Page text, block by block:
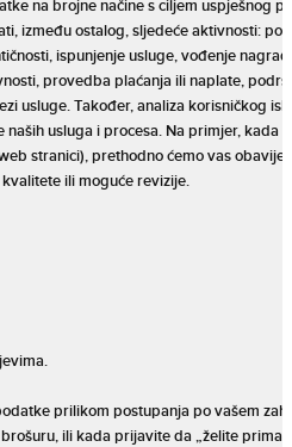
na brojne načine s ciljem uspješnog
između ostalog, sljedeće aktivnosti:
ispunjenje usluge, vođenje
provedba plaćanja ili naplate,
usluge. Također, analiza korisničkog
usluga i procesa. Na primjer, kada
stranici), prethodno ćemo vas
ili moguće revizije.
prilikom postupanja po vašem
ili kada prijavite da „želite